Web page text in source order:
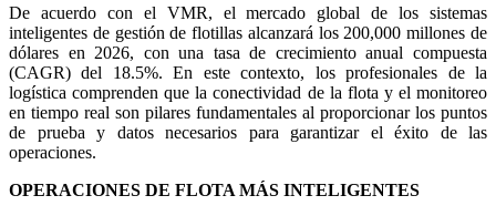
De acuerdo con el VMR, el mercado global de los sistemas
inteligentes de gestión de flotillas alcanzará los 200,000 millones de
dólares en 2026, con una tasa de crecimiento anual compuesta
(CAGR) del 18.5%. En este contexto, los profesionales de la
logística comprenden que la conectividad de la flota y el monitoreo
en tiempo real son pilares fundamentales al proporcionar los puntos
de prueba y datos necesarios para garantizar el éxito de las
operaciones.
OPERACIONES DE FLOTA MÁS INTELIGENTES